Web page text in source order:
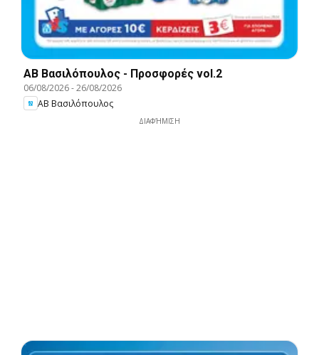
ΑΒ Βασιλόπουλος - Προσφορές vol.2
06/08/2026-26/08/2026
ΑΒ Βασιλόπουλος
ΔΙΑΦΉΜΙΣΗ